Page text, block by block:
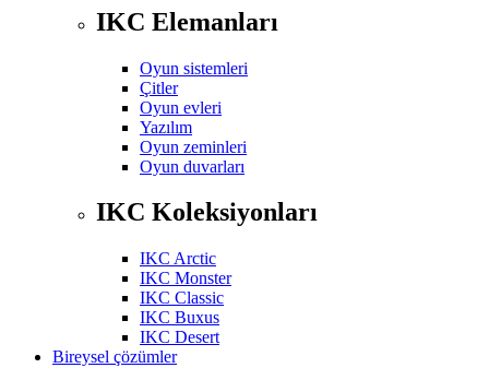
IKC Elemanları
Oyun sistemleri
Çitler
Oyun evleri
Yazılım
Oyun zeminleri
Oyun duvarları
IKC Koleksiyonları
IKC Arctic
IKC Monster
IKC Classic
IKC Buxus
IKC Desert
Bireysel çözümler